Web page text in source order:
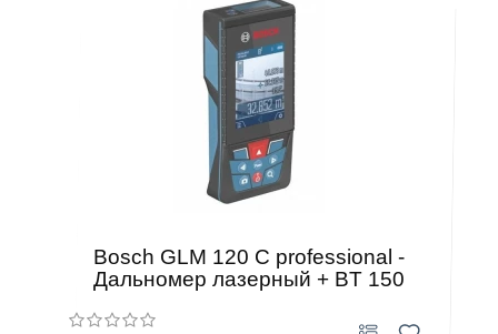
Bosch GLM 120 C professional -
Дальномер лазерный + BT 150